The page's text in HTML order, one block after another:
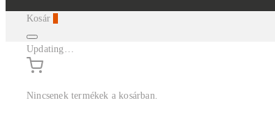
Kosár
Updating…
Nincsenek termékek a kosárban.